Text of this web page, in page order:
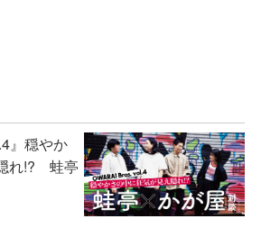
』穏やか
れ!? 蛙亭